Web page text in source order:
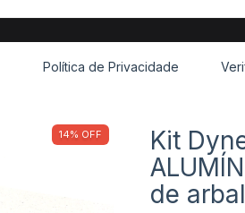
Política de Privacidade
14% OFF
Kit
de